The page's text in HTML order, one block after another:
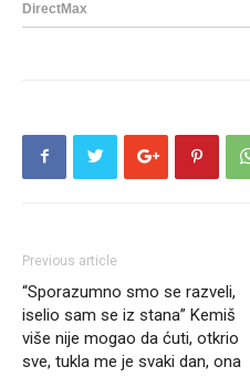
Previous article
“Sporazumno smo se razveli,
iselio sam se iz stana” Kemiš
više nije mogao da ćuti, otkrio
sve, tukla me je svaki dan, ona